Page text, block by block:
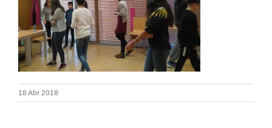
18 Abr 2018